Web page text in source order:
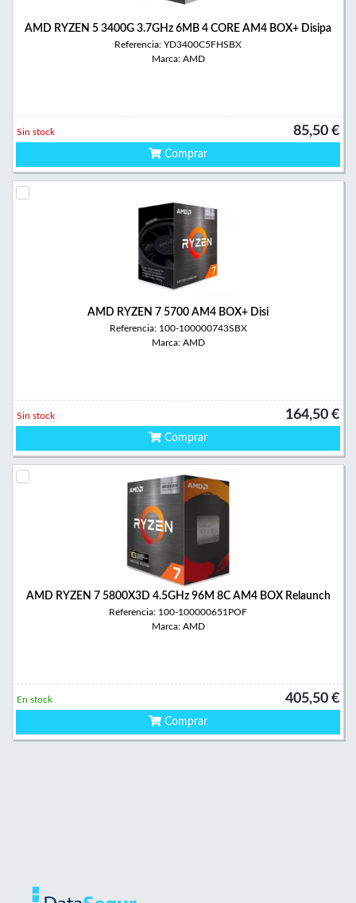
AMD RYZEN 5 3400G 3.7GHz 6MB 4 CORE AM4 BOX+ Disipa
Referencia: YD3400C5FHSBX
Marca: AMD
85,50 €
Sin stock
Comprar
AMD RYZEN 7 5700 AM4 BOX+ Disi
Referencia: 100-100000743SBX
Marca: AMD
164,50 €
Sin stock
Comprar
AMD RYZEN 7 5800X3D 4.5GHz 96M 8C AM4 BOX Relaunch
Referencia: 100-100000651POF
Marca: AMD
405,50 €
En stock
Comprar